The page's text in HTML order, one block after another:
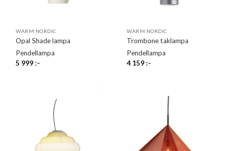
WARM NORDIC
Opal Shade lampa
Pendellampa
5 999:-
WARM NORDIC
Trombone taklampa
Pendellampa
4 159:-